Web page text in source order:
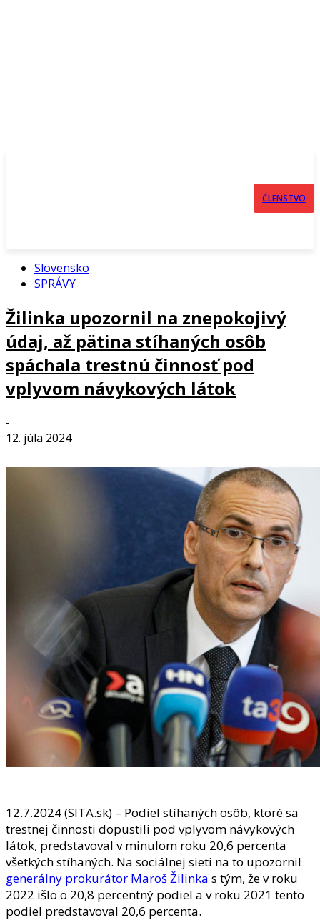
ČLENSTVO
Slovensko
SPRÁVY
Žilinka upozornil na znepokojivý
údaj, až pätina stíhaných osôb
spáchala trestnú činnosť pod
vplyvom návykových látok
-
12. júla 2024
12.7.2024 (SITA.sk) – Podiel stíhaných osôb, ktoré sa
trestnej činnosti dopustili pod vplyvom návykových
látok, predstavoval v minulom roku 20,6 percenta
všetkých stíhaných. Na sociálnej sieti na to upozornil
generálny prokurátor Maroš Žilinka s tým, že v roku
2022 išlo o 20,8 percentný podiel a v roku 2021 tento
podiel predstavoval 20,6 percenta.